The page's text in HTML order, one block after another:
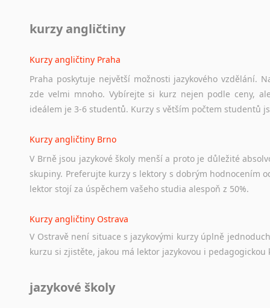
kurzy angličtiny
Kurzy angličtiny Praha
Praha poskytuje největší možnosti jazykového vzdělání.
zde velmi mnoho. Vybírejte si kurz nejen podle ceny,
ideálem je 3-6 studentů. Kurzy s větším počtem studentů
Kurzy angličtiny Brno
V Brně jsou jazykové školy menší a proto je důležité
skupiny. Preferujte kurzy s lektory s dobrým hodnocením
lektor stojí za úspěchem vašeho studia alespoň z 50%.
Kurzy angličtiny Ostrava
V Ostravě není situace s jazykovými kurzy úplně
kurzu si zjistěte, jakou má lektor jazykovou i pedagogickou
jazykové školy